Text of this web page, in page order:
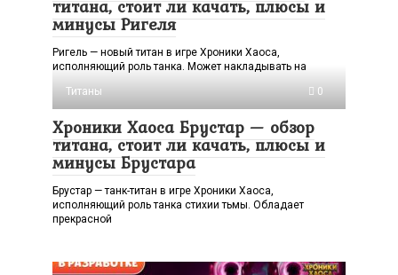
титана, стоит ли качать, плюсы и
минусы Ригеля
Ригель — новый титан в игре Хроники Хаоса,
исполняющий роль танка. Может накладывать на
Титаны
0
Хроники Хаоса Брустар — обзор
титана, стоит ли качать, плюсы и
минусы Брустара
Брустар — танк-титан в игре Хроники Хаоса,
исполняющий роль танка стихии тьмы. Обладает
прекрасной